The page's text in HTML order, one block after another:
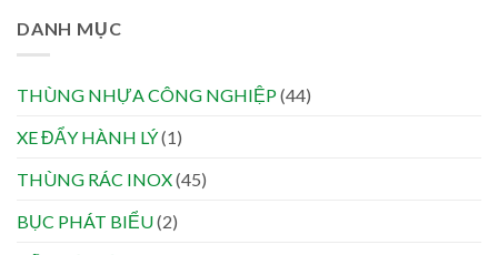
DANH MỤC
THÙNG NHỰA CÔNG NGHIỆP(44)
XE ĐẨY HÀNH LÝ(1)
THÙNG RÁC INOX(45)
BỤC PHÁT BIỂU(2)